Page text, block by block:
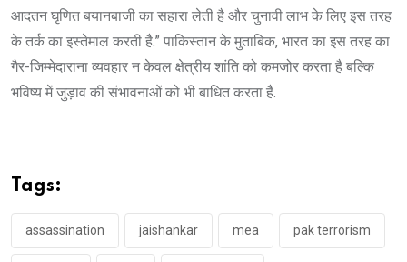
आदतन घृणित बयानबाजी का सहारा लेती है और चुनावी लाभ के लिए इस तरह
के तर्क का इस्तेमाल करती है.” पाकिस्तान के मुताबिक, भारत का इस तरह का
गैर-जिम्मेदाराना व्यवहार न केवल क्षेत्रीय शांति को कमजोर करता है बल्कि
भविष्य में जुड़ाव की संभावनाओं को भी बाधित करता है.
Tags:
assassination jaishankar mea pak terrorism